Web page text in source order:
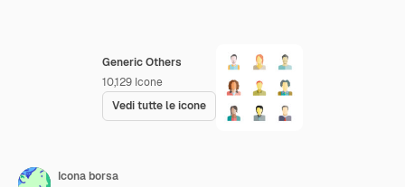
Generic Others
10,129 Icone
Vedi tutte le icone
Icona borsa